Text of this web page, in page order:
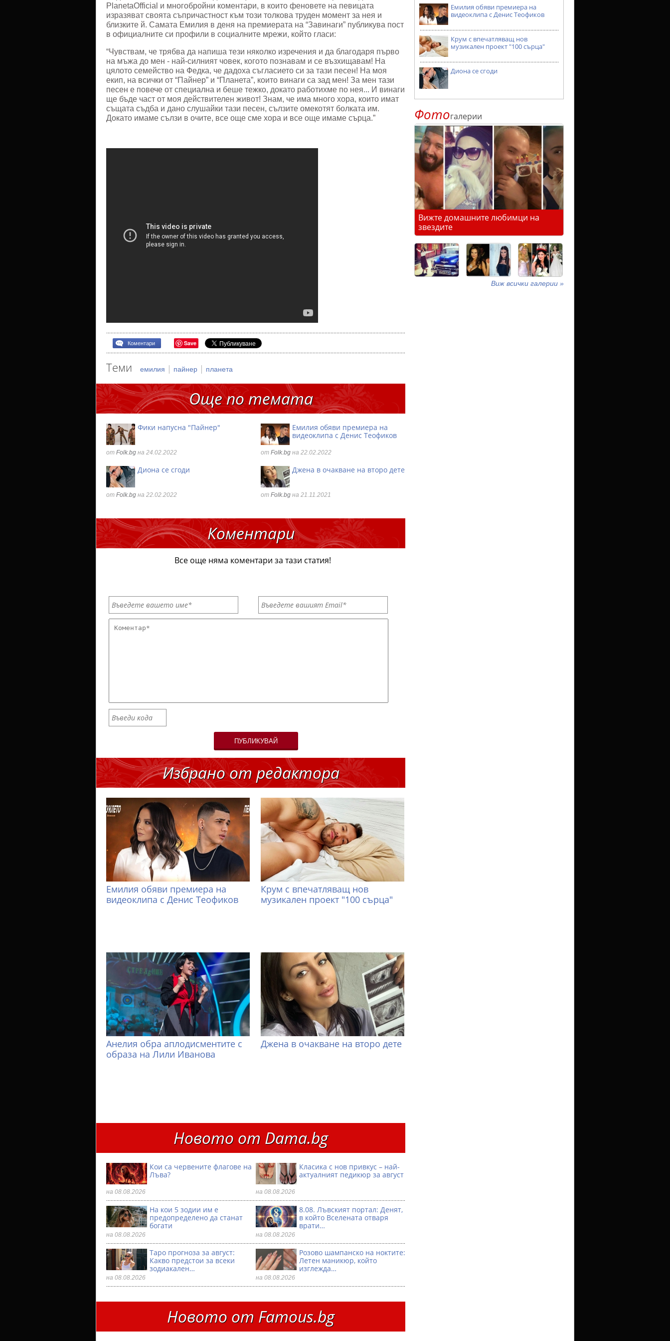
PlanetaOfficial и многобройни коментари, в които феновете на певицата
изразяват своята съпричастност към този толкова труден момент за нея и
близките й. Самата Емилия в деня на премиерата на “Завинаги” публикува пост
в официалните си профили в социалните мрежи, който гласи:
“Чувствам, че трябва да напиша тези няколко изречения и да благодаря първо
на мъжа до мен - най-силният човек, когото познавам и се възхищавам! На
цялото семейство на Федка, че дадоха съгласието си за тази песен! На моя
екип, на всички от “Пайнер” и “Планета”, които винаги са зад мен! За мен тази
песен е повече от специална и беше тежко, докато работихме по нея... И винаги
ще бъде част от моя действителен живот! Знам, че има много хора, които имат
същата съдба и дано слушайки тази песен, сълзите омекотят болката им.
Докато имаме сълзи в очите, все още сме хора и все още имаме сърца.”
Коментари Save
Теми емилия | пайнер | планета
Още по темата
Фики напусна "Пайнер"
от Folk.bg на 24.02.2022
Емилия обяви премиера на
видеоклипа с Денис Теофиков
от Folk.bg на 22.02.2022
Диона се сгоди
от Folk.bg на 22.02.2022
Джена в очакване на второ дете
от Folk.bg на 21.11.2021
Коментари
Все още няма коментари за тази статия!
ПУБЛИКУВАЙ
Избрано от редактора
Емилия обяви премиера на
видеоклипа с Денис Теофиков
Крум с впечатляващ нов
музикален проект "100 сърца"
Анелия обра аплодисментите с
образа на Лили Иванова
Джена в очакване на второ дете
Новото от Dama.bg
Кои са червените флагове на
Лъва?
на 08.08.2026
Класика с нов привкус – най-
актуалният педикюр за август
на 08.08.2026
На кои 5 зодии им е
предопределено да станат
богати
на 08.08.2026
8.08. Лъвският портал: Денят,
в който Вселената отваря
врати…
на 08.08.2026
Таро прогноза за август:
Какво предстои за всеки
зодиакален…
на 08.08.2026
Розово шампанско на ноктите:
Летен маникюр, който
изглежда…
на 08.08.2026
Новото от Famous.bg
Емилия обяви премиера на
видеоклипа с Денис Теофиков
Крум с впечатляващ нов
музикален проект "100 сърца"
Диона се сгоди
Фотогалерии
Вижте домашните любимци на
звездите
Виж всички галерии »